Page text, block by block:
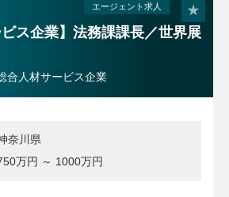
エージェント求人
ビス企業】法務課課長／世界展
合人材サービス企業
奈川県
万円 ～ 1000万円